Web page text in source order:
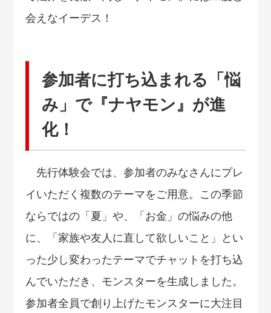
会えなイーデス！
参加者に打ち込まれる「悩
み」で『ナヤモン』が進
化！
先行体験会では、参加者のみなさんにプレ
イいただく複数のテーマをご用意。この季節
ならではの「夏」や、「お金」の悩みの他
に、「家族や友人に直して欲しいこと」とい
った少し変わったテーマでチャットを打ち込
んでいただき、モンスターを生成しました。
参加者全員で創り上げたモンスターに大注目